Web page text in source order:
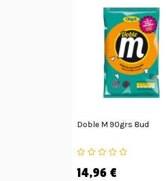
Doble M 90grs 8ud
14,96 €